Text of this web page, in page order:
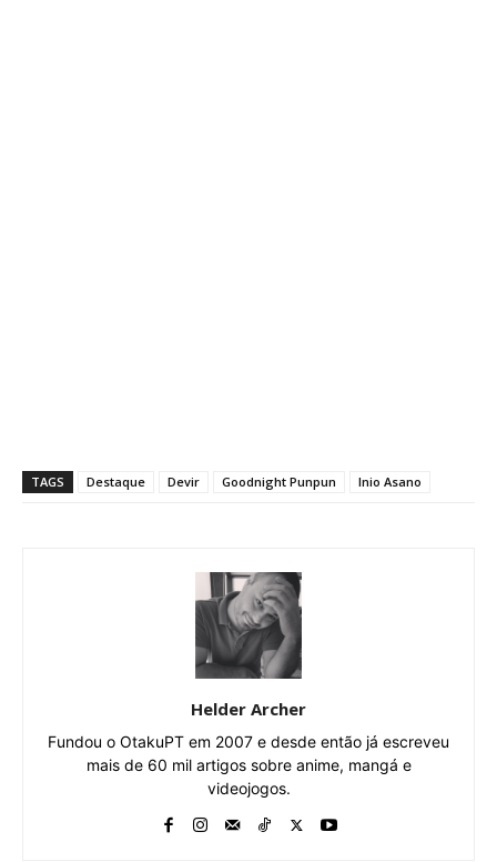
TAGS Destaque Devir Goodnight Punpun Inio Asano
Helder Archer
Fundou o OtakuPT em 2007 e desde então já escreveu
mais de 60 mil artigos sobre anime, mangá e
videojogos.